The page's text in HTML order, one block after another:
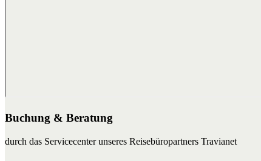
Buchung & Beratung
durch das Servicecenter unseres Reisebüropartners Travianet